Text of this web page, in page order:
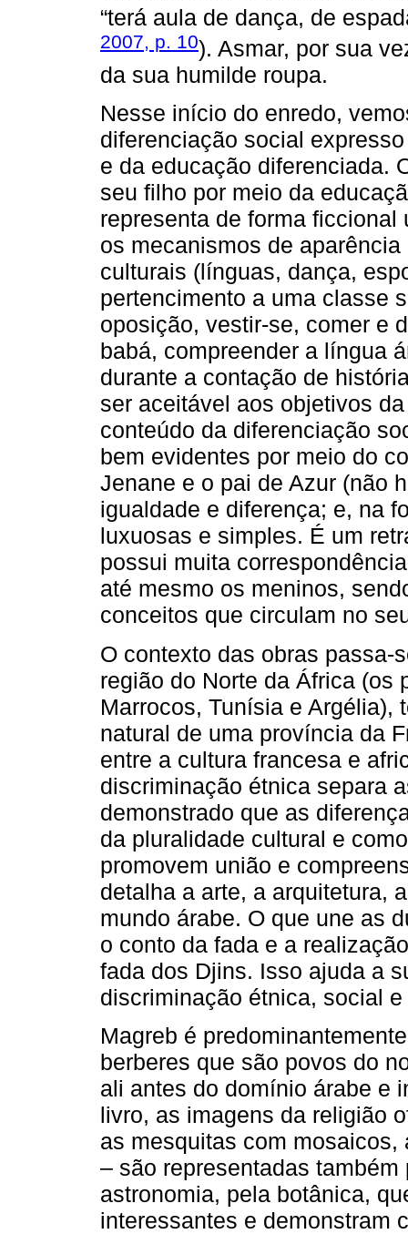
“terá aula de dança, de
2007, p. 10). Asmar, por sua
da sua humilde roupa.
Nesse início do enredo,
diferenciação social
e da educação diferenciada.
seu filho por meio da
representa de forma
os mecanismos de
culturais (línguas, dança,
pertencimento a uma classe
oposição, vestir-se, comer e
babá, compreender a língua
durante a contação de
ser aceitável aos objetivos
conteúdo da diferenciação
bem evidentes por meio do
Jenane e o pai de Azur (não
igualdade e diferença; e, na
luxuosas e simples. É um
possui muita
até mesmo os meninos,
conceitos que circulam no
O contexto das obras passa-
região do Norte da África (os
Marrocos, Tunísia e Argélia),
natural de uma província da
entre a cultura francesa e
discriminação étnica separa
demonstrado que as
da pluralidade cultural e
promovem união e
detalha a arte, a arquitetura,
mundo árabe. O que une as
o conto da fada e a
fada dos Djins. Isso ajuda a
discriminação étnica, social
Magreb é
berberes que são povos do
ali antes do domínio árabe e
livro, as imagens da religião
as mesquitas com
– são representadas
astronomia, pela botânica,
interessantes e demonstram